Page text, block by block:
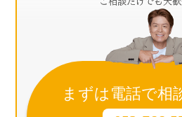
まずは電話で相